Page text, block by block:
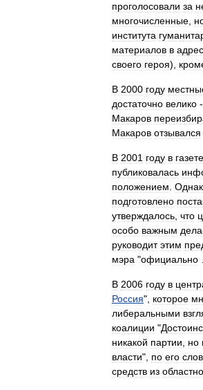
проголосовали за
многочисленные
института
материалов в адрес
своего героя),
В 2000 году
достаточно велико -
Макаров
Макаров отзывался
В 2001 году в газете
публиковалась
положением
подготовлено
утверждалось что
особо важным
руководит этим
мэра "официально
В 2006 году в
Россия", которое
либеральными
коалиции "
никакой партии но
власти", по его
средств из